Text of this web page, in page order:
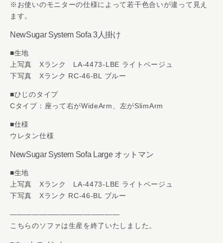
※お使いのモニターの仕様によって若干色合いが違って見え
ます。
NewSugar System Sofa 3人掛け
■生地
上写真 Xランク LA-4473-LBE ライトベージュ
下写真 Xランク RC-46-BL ブルー
■ひじのタイプ
Cタイプ：座って右がWideArm、左がSlimArm
■仕様
ウレタン仕様
NewSugar System Sofa Large オットマン
■生地
上写真 Xランク LA-4473-LBE ライトベージュ
下写真 Xランク RC-46-BL ブルー
———————————————
こちらのソファは生産を終了いたしました。